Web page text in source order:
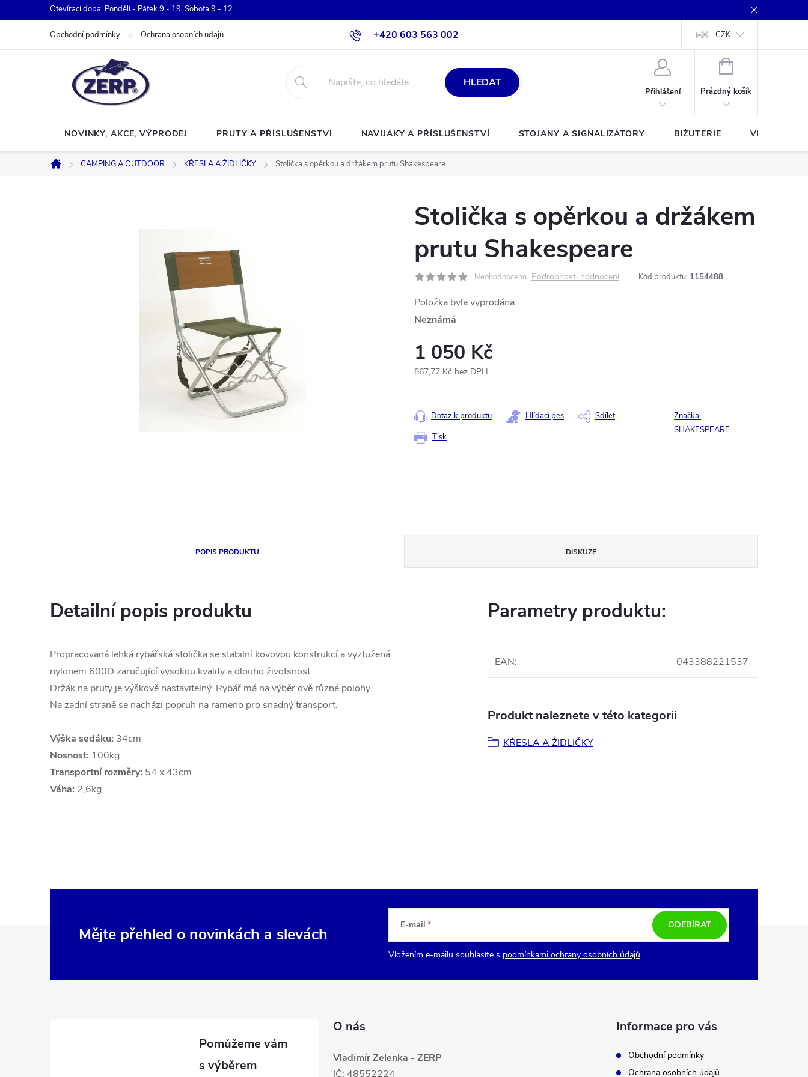
na
Otevírací doba: Pondělí - Pátek 9 - 19, Sobota 9 - 12
+420 603 563 002
Obchodní podmínky Ochrana osobních údajů CZK
HLEDAT
Přihlášení
NÁKUPNÍ
Prázdný košík
NOVINKY, AKCE, VÝPRODEJ PRUTY A PŘÍSLUŠENSTVÍ NAVIJÁKY A PŘÍSLUŠENSTVÍ STOJANY A SIGNALIZÁTORY BIŽUTERIE VLASCE A
Domů
CAMPING A OUTDOOR KŘESLA A ŽIDLIČKY Stolička s opěrkou a držákem prutu Shakespeare
Stolička s opěrkou a držákem
prutu Shakespeare
Neohodnoceno Podrobnosti hodnocení Kód produktu: 1154488
Položka byla vyprodána…
Neznámá
1 050 Kč
867,77 Kč bez DPH
cena:
Tisk
Dotaz k produktu Hlídací pes Sdílet
Značka:
SHAKESPEARE
POPIS PRODUKTU DISKUZE
Detailní popis produktu
Propracovaná lehká rybářská stolička se stabilní kovovou konstrukcí a vyztužená
nylonem 600D zaručující vysokou kvality a dlouho životsnost.
Držák na pruty je výškově nastavitelný. Rybář má na výběr dvě různé polohy.
Na zadní straně se nachází popruh na rameno pro snadný transport.
Výška sedáku: 34cm
Nosnost: 100kg
Transportní rozměry: 54 x 43cm
Váha: 2,6kg
Parametry produktu:
EAN: 043388221537
Produkt naleznete v této kategorii
KŘESLA A ŽIDLIČKY
Mějte přehled o novinkách a slevách E-mail
Vložením e-mailu souhlasíte s podmínkami ochrany osobních údajů
ODEBÍRAT
O nás
Vladimír Zelenka - ZERP
IČ: 48552224
Informace pro vás
Obchodní podmínky
Ochrana osobních údajů